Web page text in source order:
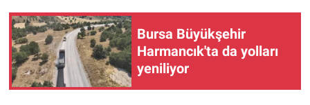
Bursa Büyükşehir
Harmancık'ta da yolları
yeniliyor